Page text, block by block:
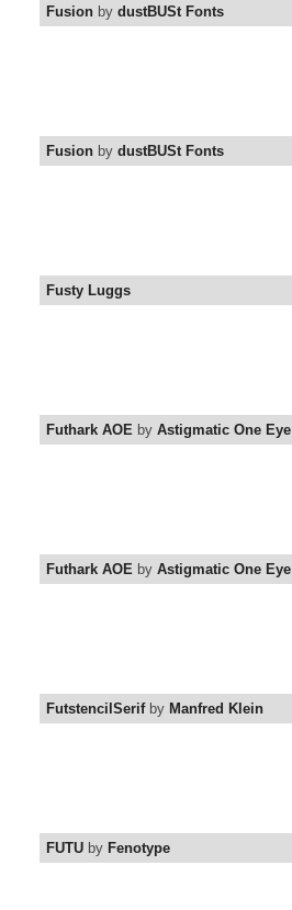
Fusion by dustBUSt Fonts
Fusion by dustBUSt Fonts
Fusty Luggs
Futhark AOE by Astigmatic One Eye
Futhark AOE by Astigmatic One Eye
FutstencilSerifby Manfred Klein
FUTU by Fenotype